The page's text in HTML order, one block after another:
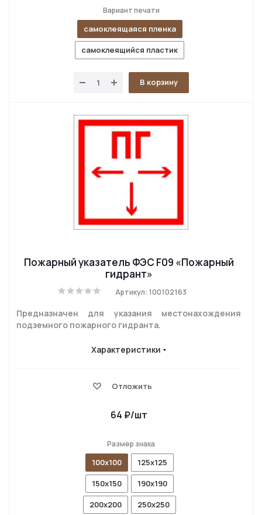
Вариант печати
самоклеящаяся пленка
самоклеящийся пластик
В корзину
Пожарный указатель ФЭС F09 «Пожарный
гидрант»
Артикул: 100102163
Предназначен для указания местонахождения
подземного пожарного гидранта.
Характеристики
Отложить
64 ₽/шт
Размер знака
100x100
125x125
150x150
190x190
200x200
250x250